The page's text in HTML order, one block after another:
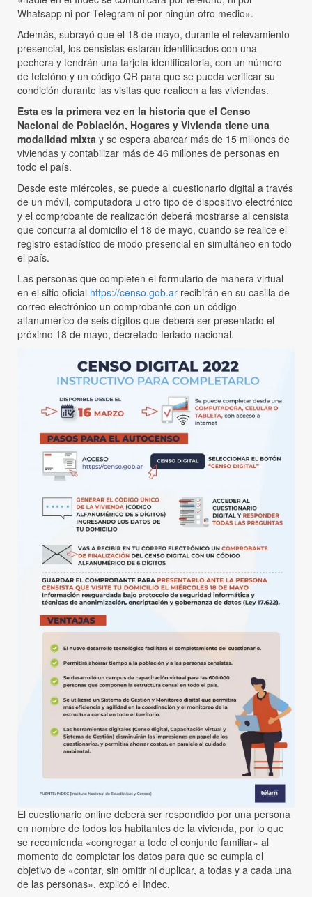
Whatsapp ni por Telegram ni por ningún otro medio».
Además, subrayó que el 18 de mayo, durante el relevamiento
presencial, los censistas estarán identificados con una
pechera y tendrán una tarjeta identificatoria, con un número
de telefóno y un código QR para que se pueda verificar su
condición durante las visitas que realicen a las viviendas.
Esta es la primera vez en la historia que el Censo
Nacional de Población, Hogares y Vivienda tiene una
modalidad mixta y se espera abarcar más de 15 millones de
viviendas y contabilizar más de 46 millones de personas en
todo el país.
Desde este miércoles, se puede al cuestionario digital a través
de un móvil, computadora u otro tipo de dispositivo electrónico
y el comprobante de realización deberá mostrarse al censista
que concurra al domicilio el 18 de mayo, cuando se realice el
registro estadístico de modo presencial en simultáneo en todo
el país.
Las personas que completen el formulario de manera virtual
en el sitio oficial https://censo.gob.ar recibirán en su casilla de
correo electrónico un comprobante con un código
alfanumérico de seis dígitos que deberá ser presentado el
próximo 18 de mayo, decretado feriado nacional.
El cuestionario online deberá ser respondido por una persona
en nombre de todos los habitantes de la vivienda, por lo que
se recomienda «congregar a todo el conjunto familiar» al
momento de completar los datos para que se cumpla el
objetivo de «contar, sin omitir ni duplicar, a todas y a cada una
de las personas», explicó el Indec.